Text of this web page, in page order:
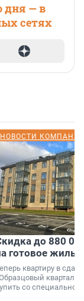
дня — в
сетях
НОВОСТИ
до 880
готовое
квартиру в
квартал
со специальной